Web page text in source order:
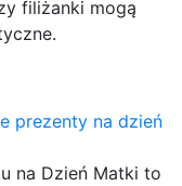
filiżanki mogą
prezenty na dzień
na Dzień Matki to